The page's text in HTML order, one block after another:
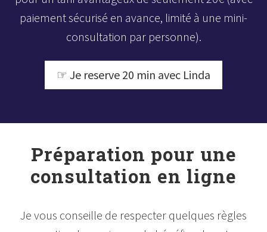
paiement sécurisé en avance, limité à une mini-
consultation par personne).
☞ Je reserve 20 min avec Linda
Préparation pour une
consultation en ligne
Je vous conseille de respecter quelques règles